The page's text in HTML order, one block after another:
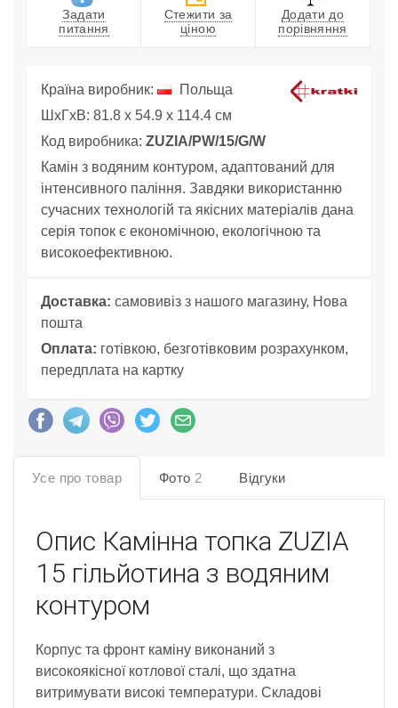
Задати
питання
Стежити за
ціною
Додати до
порівняння
Країна виробник:
Польща
ШхГхВ: 81.8 x 54.9 x 114.4 см
Код виробника: ZUZIA/PW/15/G/W
Камін з водяним контуром, адаптований для
інтенсивного паління. Завдяки використанню
сучасних технологій та якісних матеріалів дана
серія топок є економічною, екологічною та
високоефективною.
Доставка: самовивіз з нашого магазину, Нова
пошта
Оплата: готівкою, безготівковим розрахунком,
передплата на картку
Усе про товар Фото 2 Відгуки
Опис Камінна топка ZUZIA
15 гільйотина з водяним
контуром
Корпус та фронт каміну виконаний з
високоякісної котлової сталі, що здатна
витримувати високі температури. Складові